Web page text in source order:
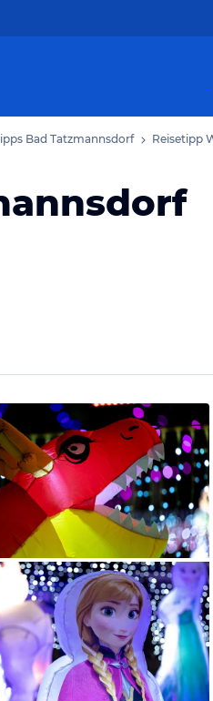
Bad Tatzmannsdorf Reisetipp